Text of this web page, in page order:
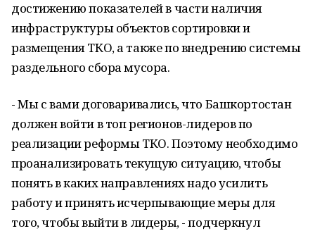
достижению показателей в части наличия
инфраструктуры объектов сортировки и
размещения ТКО, а также по внедрению системы
раздельного сбора мусора.
- Мы с вами договаривались, что Башкортостан
должен войти в топ регионов-лидеров по
реализации реформы ТКО. Поэтому необходимо
проанализировать текущую ситуацию, чтобы
понять в каких направлениях надо усилить
работу и принять исчерпывающие меры для
того, чтобы выйти в лидеры, - подчеркнул